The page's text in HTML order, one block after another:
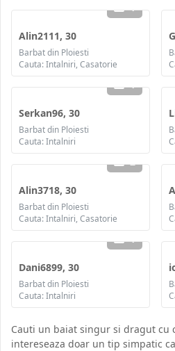
1
Alin2111, 30
Barbat din Ploiesti
Cauta: Intalniri, Casatorie
1
Serkan96, 30
Barbat din Ploiesti
Cauta: Intalniri
2
Alin3718, 30
Barbat din Ploiesti
Cauta: Intalniri, Casatorie
1
Dani6899, 30
Barbat din Ploiesti
Cauta: Intalniri
Cauti un baiat singur si dragut cu
intereseaza doar un tip simpatic